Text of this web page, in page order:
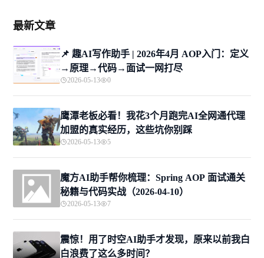
最新文章
📌 趣AI写作助手 | 2026年4月 AOP入门：定义
→原理→代码→面试一网打尽
2026-05-13 0
鹰潭老板必看！我花3个月跑完AI全网通代理
加盟的真实经历，这些坑你别踩
2026-05-13 5
魔方AI助手帮你梳理：Spring AOP 面试通关
秘籍与代码实战（2026-04-10）
2026-05-13 7
震惊！用了时空AI助手才发现，原来以前我白
白浪费了这么多时间？